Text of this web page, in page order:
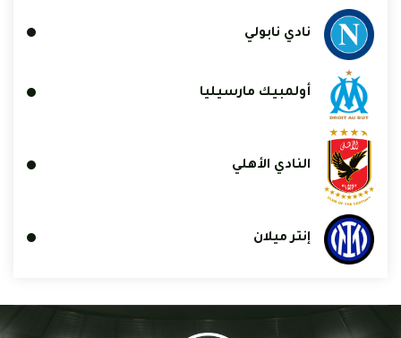
نادي نابولي
أولمبيك مارسيليا
النادي الأهلي
إنتر ميلان